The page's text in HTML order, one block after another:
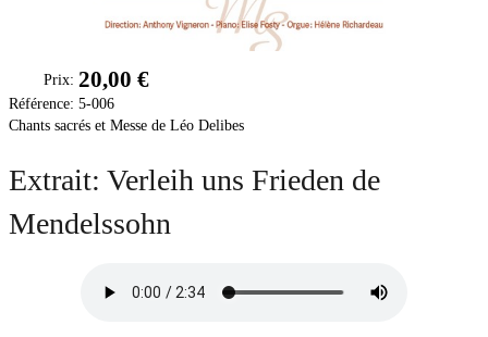
Prix: 20,00 €
Référence: 5-006
Chants sacrés et Messe de Léo Delibes
Extrait: Verleih uns Frieden de
Mendelssohn